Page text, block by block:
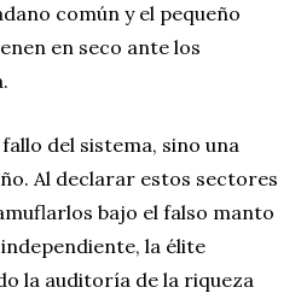
común y el pequeño
en seco ante los
del sistema, sino una
Al declarar estos sectores
bajo el falso manto
la élite
la auditoría de la riqueza